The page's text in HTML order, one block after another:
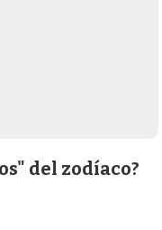
del zodíaco?